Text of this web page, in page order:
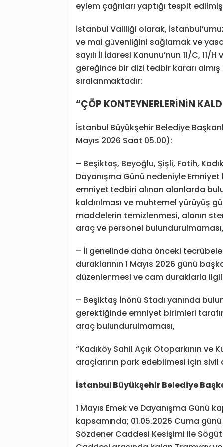
eylem çağrıları yaptığı tespit
İstanbul Valiliği olarak,
ve mal güvenliğini sağlamak ve
sayılı İl İdaresi Kanunu’nun 11/C,
gereğince bir dizi tedbir kararı
sıralanmaktadır:
“ÇÖP KONTEYNERLERİNİN
İstanbul Büyükşehir Belediye
Mayıs 2026 Saat 05.00):
– Beşiktaş, Beyoğlu, Şişli, Fatih,
Dayanışma Günü nedeniyle
emniyet tedbiri alınan alanlarda
kaldırılması ve muhtemel yürüyüş
maddelerin temizlenmesi, alanın
araç ve personel bulundurulmaması,
– İl genelinde daha önceki
duraklarının 1 Mayıs 2026 günü
düzenlenmesi ve cam duraklarla
– Beşiktaş İnönü Stadı yanında
gerektiğinde emniyet birimleri
araç bulundurulmaması,
“Kadıköy Sahil Açık Otoparkının ve
araçlarının park edebilmesi için sivil
İstanbul Büyükşehir Belediye
1 Mayıs Emek ve Dayanışma Günü
kapsamında; 01.05.2026 Cuma
Sözdener Caddesi Kesişimi ile